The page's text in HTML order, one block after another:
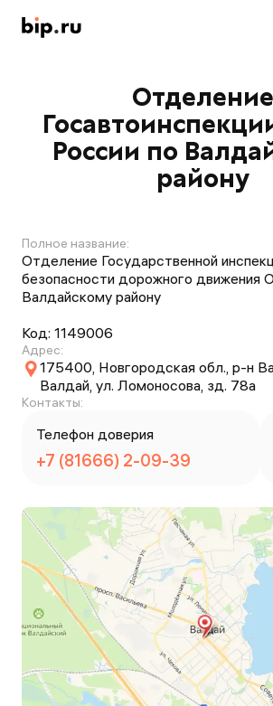
Отделение
России по
району
Полное название:
Отделение Государственной
безопасности дорожного
Валдайскому району
Код: 1149006
Адрес:
175400, Новгородская обл., р-н
Валдай, ул. Ломоносова, зд. 78а
Контакты:
Телефон доверия
+7 (81666) 2-09-39